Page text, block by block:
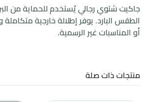
جاكيت شتوي رجالييُستخدمللحماية من
الطقس البارد. يوفر إطلالة خارجية متكاملة
أو المناسبات غير الرسمية.
منتجات ذات صلة